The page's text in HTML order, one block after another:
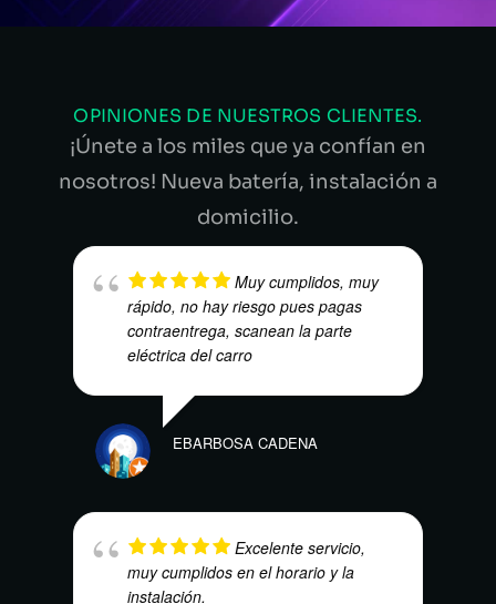
OPINIONES DE NUESTROS CLIENTES.
¡Únete a los miles que ya confían en
nosotros! Nueva batería, instalación a
domicilio.
Muy cumplidos, muy
rápido, no hay riesgo pues pagas
contraentrega, scanean la parte
eléctrica del carro
EBARBOSA CADENA
Excelente servicio,
muy cumplidos en el horario y la
instalación.